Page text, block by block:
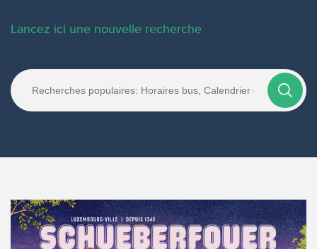
Lancez ici une nouvelle recherche